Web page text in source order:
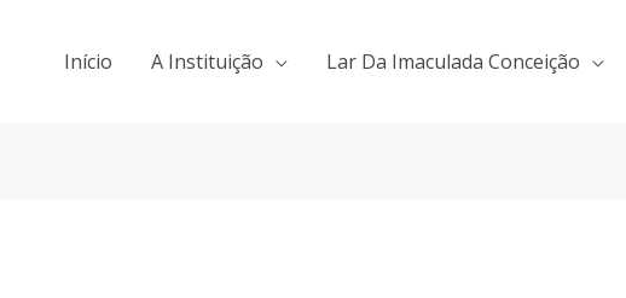
Início A Instituição Lar Da Imaculada Conceição